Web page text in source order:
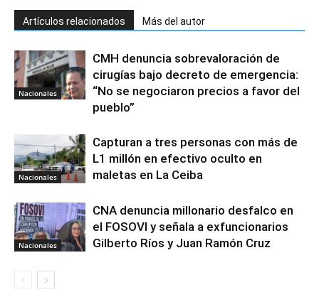
Artículos relacionados Más del autor
Nacionales
CMH denuncia sobrevaloración de
cirugías bajo decreto de emergencia:
“No se negociaron precios a favor del
pueblo”
Nacionales
Capturan a tres personas con más de
L1 millón en efectivo oculto en
maletas en La Ceiba
Nacionales
CNA denuncia millonario desfalco en
el FOSOVI y señala a exfuncionarios
Gilberto Ríos y Juan Ramón Cruz